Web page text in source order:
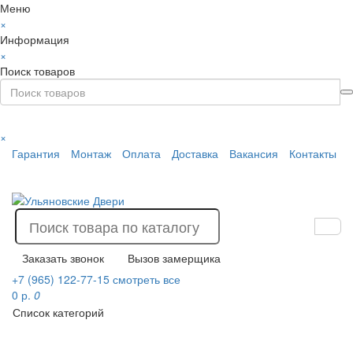
Меню
×
Информация
×
Поиск товаров
×
Гарантия
Монтаж Оплата Доставка Вакансия Контакты
Заказать звонок
Вызов замерщика
+7 (965) 122-77-15 смотреть все
0 р. 0
Список категорий